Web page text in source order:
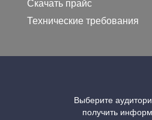
Скачать прайс
Технические требования
Выберите
получить